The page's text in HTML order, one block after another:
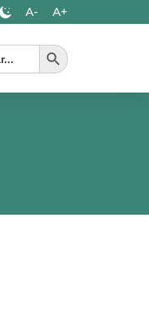
A- A+
Search Button